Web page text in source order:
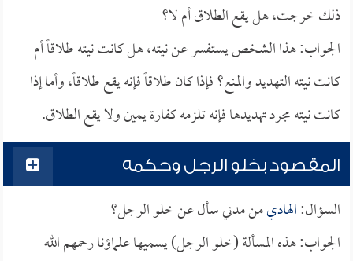
ذلك خرجت، هل يقع الطلاق أم لا؟
الجواب: هذا الشخص يستفسر عن نيته، هل كانت نيته طلاقاً أم
كانت نيته التهديد والمنع؟ فإذا كان طلاقاً فإنه يقع طلاقاً، وأما إذا
كانت نيته مجرد تهديدها فإنه تلزمه كفارة يمين ولا يقع الطلاق.
المقصود بخلو الرجل وحكمه
السؤال:الهاديمن مدني سأل عن خلو الرجل؟
الجواب: هذه المسألة (خلو الرجل) يسميها علماؤنا رحمهم الله